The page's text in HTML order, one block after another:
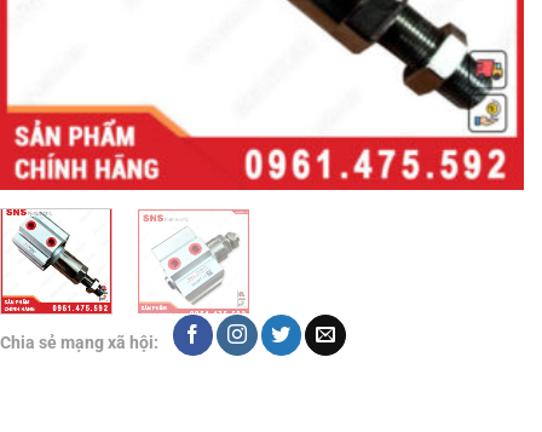
Chia sẻ mạng xã hội: